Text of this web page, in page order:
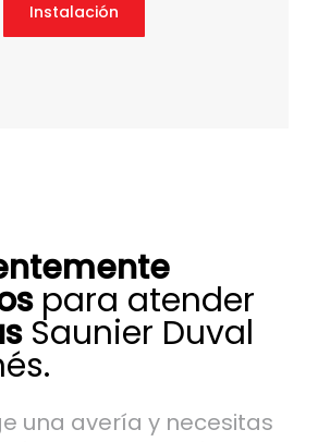
Instalación
para atender
Saunier Duval
una avería y necesitas